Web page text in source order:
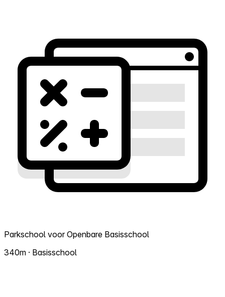
Parkschool voor Openbare Basisschool
340m · Basisschool